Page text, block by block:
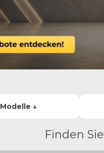
Modelle ↓
Finden